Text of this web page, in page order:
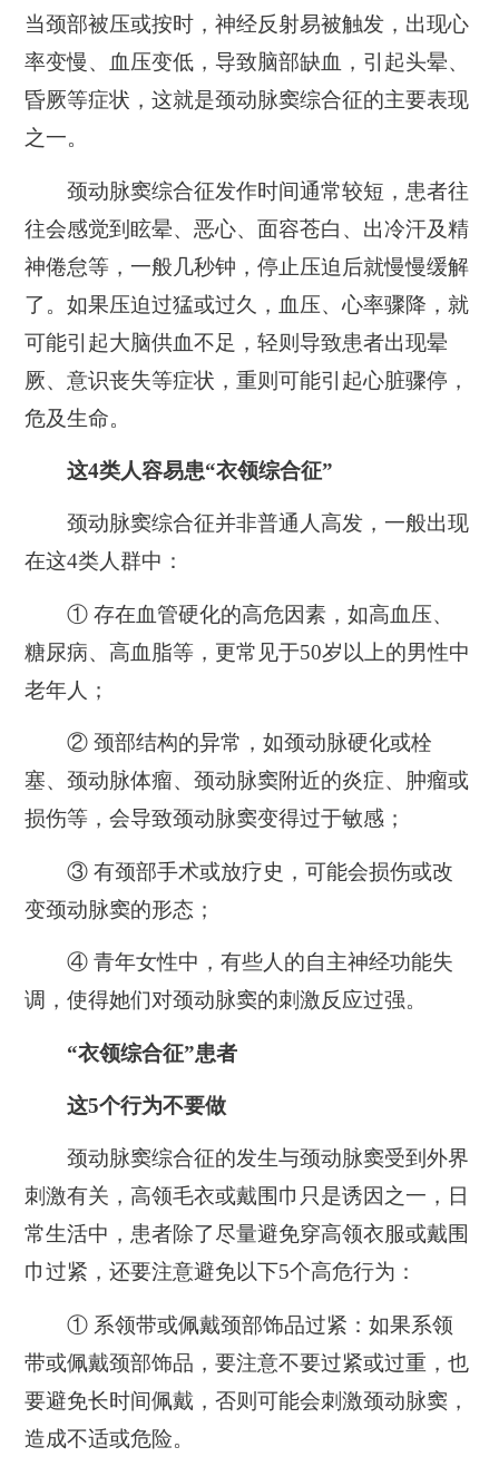
当颈部被压或按时，神经反射易被触发，出现心
率变慢、血压变低，导致脑部缺血，引起头晕、
昏厥等症状，这就是颈动脉窦综合征的主要表现
之一。
颈动脉窦综合征发作时间通常较短，患者往
往会感觉到眩晕、恶心、面容苍白、出冷汗及精
神倦怠等，一般几秒钟，停止压迫后就慢慢缓解
了。如果压迫过猛或过久，血压、心率骤降，就
可能引起大脑供血不足，轻则导致患者出现晕
厥、意识丧失等症状，重则可能引起心脏骤停，
危及生命。
这4类人容易患“衣领综合征”
颈动脉窦综合征并非普通人高发，一般出现
在这4类人群中：
① 存在血管硬化的高危因素，如高血压、
糖尿病、高血脂等，更常见于50岁以上的男性中
老年人；
② 颈部结构的异常，如颈动脉硬化或栓
塞、颈动脉体瘤、颈动脉窦附近的炎症、肿瘤或
损伤等，会导致颈动脉窦变得过于敏感；
③ 有颈部手术或放疗史，可能会损伤或改
变颈动脉窦的形态；
④ 青年女性中，有些人的自主神经功能失
调，使得她们对颈动脉窦的刺激反应过强。
“衣领综合征”患者
这5个行为不要做
颈动脉窦综合征的发生与颈动脉窦受到外界
刺激有关，高领毛衣或戴围巾只是诱因之一，日
常生活中，患者除了尽量避免穿高领衣服或戴围
巾过紧，还要注意避免以下5个高危行为：
① 系领带或佩戴颈部饰品过紧：如果系领
带或佩戴颈部饰品，要注意不要过紧或过重，也
要避免长时间佩戴，否则可能会刺激颈动脉窦，
造成不适或危险。